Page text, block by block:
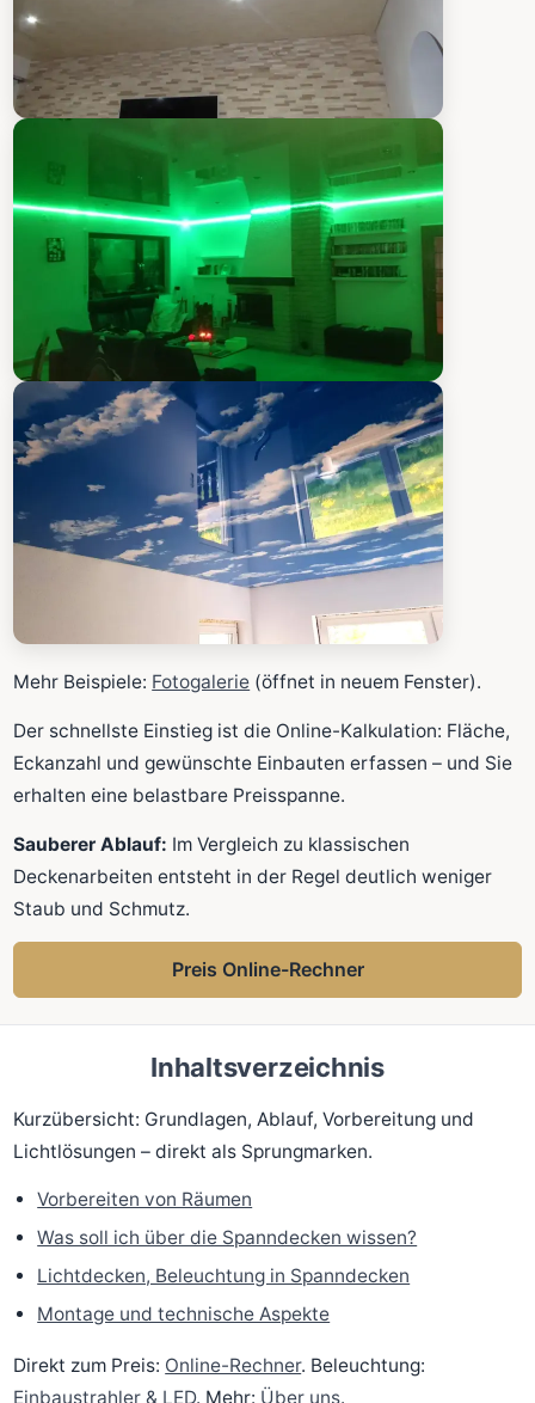
Mehr Beispiele: Fotogalerie (öffnet in neuem Fenster).
Der schnellste Einstieg ist die Online-Kalkulation: Fläche,
Eckanzahl und gewünschte Einbauten erfassen – und Sie
erhalten eine belastbare Preisspanne.
Sauberer Ablauf: Im Vergleich zu klassischen
Deckenarbeiten entsteht in der Regel deutlich weniger
Staub und Schmutz.
Preis Online-Rechner
Inhaltsverzeichnis
Kurzübersicht: Grundlagen, Ablauf, Vorbereitung und
Lichtlösungen – direkt als Sprungmarken.
Vorbereiten von Räumen
Was soll ich über die Spanndecken wissen?
Lichtdecken, Beleuchtung in Spanndecken
Montage und technische Aspekte
Direkt zum Preis: Online-Rechner. Beleuchtung:
Einbaustrahler & LED. Mehr: Über uns.